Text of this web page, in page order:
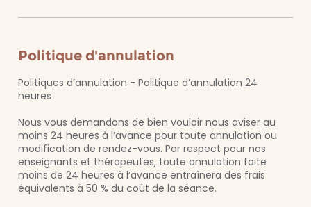
Politique d'annulation
Politiques d’annulation - Politique d’annulation 24
heures
Nous vous demandons de bien vouloir nous aviser au
moins 24 heures à l’avance pour toute annulation ou
modification de rendez-vous. Par respect pour nos
enseignants et thérapeutes, toute annulation faite
moins de 24 heures à l’avance entraînera des frais
équivalents à 50 % du coût de la séance.